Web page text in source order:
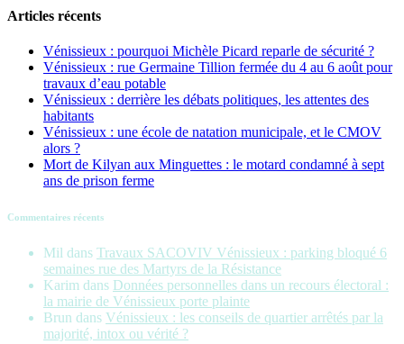
Articles récents
Vénissieux : pourquoi Michèle Picard reparle de sécurité ?
Vénissieux : rue Germaine Tillion fermée du 4 au 6 août pour
travaux d’eau potable
Vénissieux : derrière les débats politiques, les attentes des
habitants
Vénissieux : une école de natation municipale, et le CMOV
alors ?
Mort de Kilyan aux Minguettes : le motard condamné à sept
ans de prison ferme
Commentaires récents
Mil dans Travaux SACOVIV Vénissieux : parking bloqué 6
semaines rue des Martyrs de la Résistance
Karim dans Données personnelles dans un recours électoral :
la mairie de Vénissieux porte plainte
Brun dans Vénissieux : les conseils de quartier arrêtés par la
majorité, intox ou vérité ?